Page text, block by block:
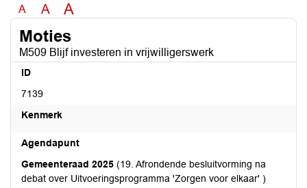
A A A
Moties
M509 Blijf investeren in vrijwilligerswerk
ID
7139
Kenmerk
Agendapunt
Gemeenteraad 2025 (19. Afrondende besluitvorming na
debat over Uitvoeringsprogramma 'Zorgen voor elkaar' )